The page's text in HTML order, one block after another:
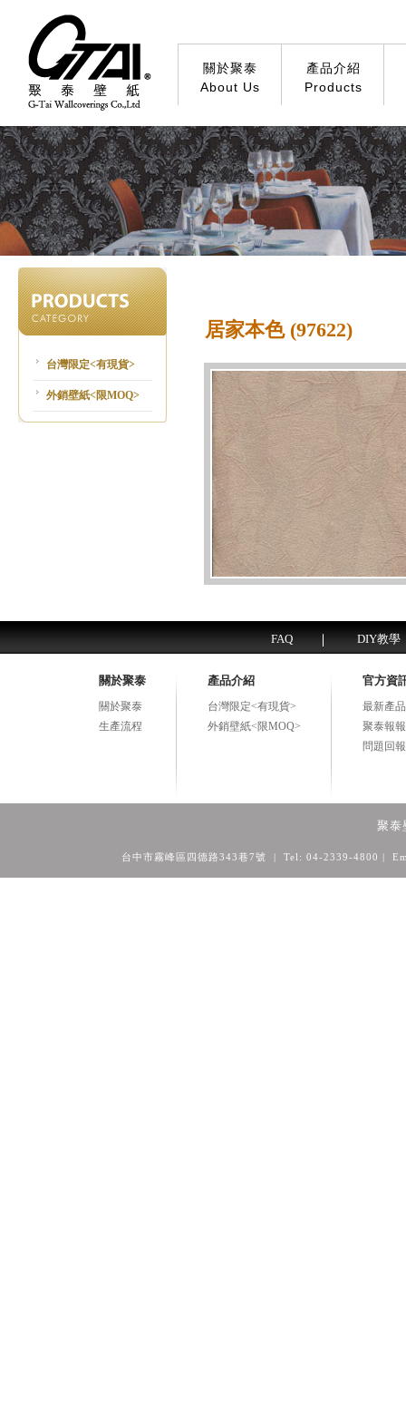
關於聚泰
About Us
產品介紹
Products
台灣限定<有現貨>
外銷壁紙<限MOQ>
居家本色 (97622)
FAQ DIY教學
關於聚泰
關於聚泰
生產流程
產品介紹
台灣限定<有現貨>
外銷壁紙<限MOQ>
官方資
最新產
聚泰報報
問題回報
聚泰
台中市霧峰區四德路343巷7號 | Tel: 04-2339-4800 |